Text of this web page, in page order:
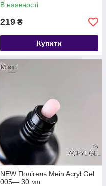
В наявності
219 ₴
Купити
NEW Полігель Mein Acryl Gel
005— 30 мл